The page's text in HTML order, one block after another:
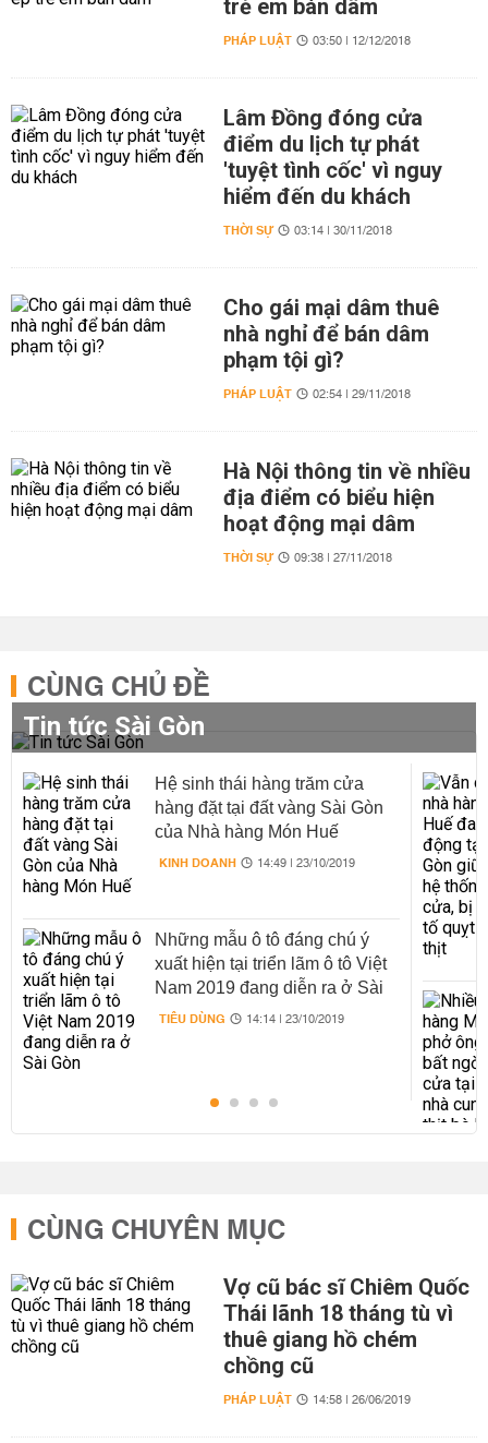
trẻ em bán dâm
PHÁP LUẬT 03:50 | 12/12/2018
Lâm Đồng đóng cửa
điểm du lịch tự phát
'tuyệt tình cốc' vì nguy
hiểm đến du khách
THỜI SỰ 03:14 | 30/11/2018
Cho gái mại dâm thuê
nhà nghỉ để bán dâm
phạm tội gì?
PHÁP LUẬT 02:54 | 29/11/2018
Hà Nội thông tin về nhiều
địa điểm có biểu hiện
hoạt động mại dâm
THỜI SỰ 09:38 | 27/11/2018
CÙNG CHỦ ĐỀ
Tin tức Sài Gòn
Hệ sinh thái hàng trăm cửa
hàng đặt tại đất vàng Sài Gòn
của Nhà hàng Món Huế
KINH DOANH 14:49 | 23/10/2019
Những mẫu ô tô đáng chú ý
xuất hiện tại triển lãm ô tô Việt
Nam 2019 đang diễn ra ở Sài
Gòn
TIÊU DÙNG 14:14 | 23/10/2019
CÙNG CHUYÊN MỤC
Vợ cũ bác sĩ Chiêm Quốc
Thái lãnh 18 tháng tù vì
thuê giang hồ chém
chồng cũ
PHÁP LUẬT 14:58 | 26/06/2019